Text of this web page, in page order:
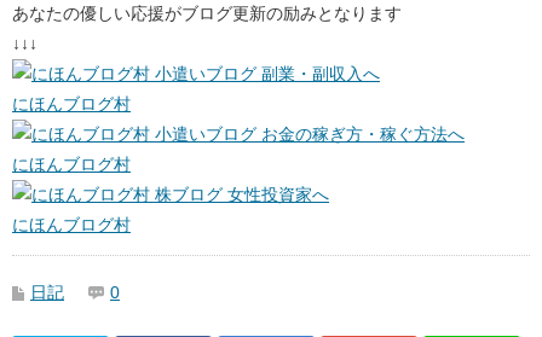
あなたの優しい応援がブログ更新の励みとなります
↓↓↓
にほんブログ村
にほんブログ村
にほんブログ村
日記 0